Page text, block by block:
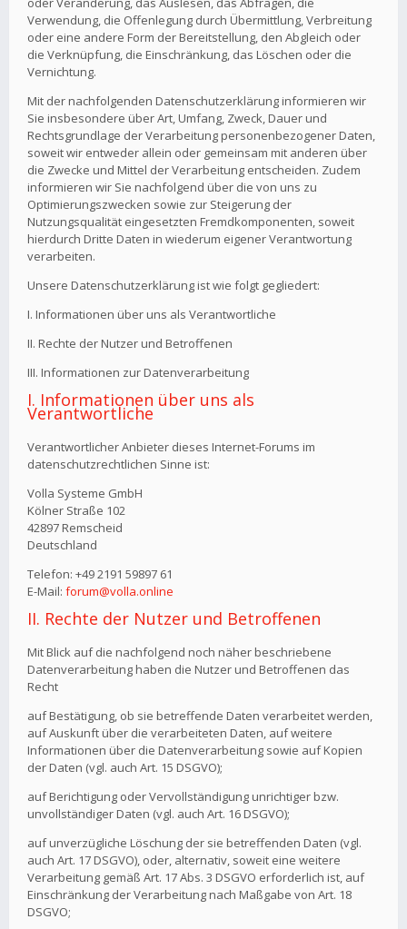
Verwendung, die Offenlegung durch Übermittlung, Verbreitung
oder eine andere Form der Bereitstellung, den Abgleich oder
die Verknüpfung, die Einschränkung, das Löschen oder die
Vernichtung.
Mit der nachfolgenden Datenschutzerklärung informieren wir
Sie insbesondere über Art, Umfang, Zweck, Dauer und
Rechtsgrundlage der Verarbeitung personenbezogener Daten,
soweit wir entweder allein oder gemeinsam mit anderen über
die Zwecke und Mittel der Verarbeitung entscheiden. Zudem
informieren wir Sie nachfolgend über die von uns zu
Optimierungszwecken sowie zur Steigerung der
Nutzungsqualität eingesetzten Fremdkomponenten, soweit
hierdurch Dritte Daten in wiederum eigener Verantwortung
verarbeiten.
Unsere Datenschutzerklärung ist wie folgt gegliedert:
I. Informationen über uns als Verantwortliche
II. Rechte der Nutzer und Betroffenen
III. Informationen zur Datenverarbeitung
I. Informationen über uns als
Verantwortliche
Verantwortlicher Anbieter dieses Internet-Forums im
datenschutzrechtlichen Sinne ist:
Volla Systeme GmbH
Kölner Straße 102
42897 Remscheid
Deutschland
Telefon: +49 2191 59897 61
E-Mail: forum@volla.online
II. Rechte der Nutzer und Betroffenen
Mit Blick auf die nachfolgend noch näher beschriebene
Datenverarbeitung haben die Nutzer und Betroffenen das
Recht
auf Bestätigung, ob sie betreffende Daten verarbeitet werden,
auf Auskunft über die verarbeiteten Daten, auf weitere
Informationen über die Datenverarbeitung sowie auf Kopien
der Daten (vgl. auch Art. 15 DSGVO);
auf Berichtigung oder Vervollständigung unrichtiger bzw.
unvollständiger Daten (vgl. auch Art. 16 DSGVO);
auf unverzügliche Löschung der sie betreffenden Daten (vgl.
auch Art. 17 DSGVO), oder, alternativ, soweit eine weitere
Verarbeitung gemäß Art. 17 Abs. 3 DSGVO erforderlich ist, auf
Einschränkung der Verarbeitung nach Maßgabe von Art. 18
DSGVO;